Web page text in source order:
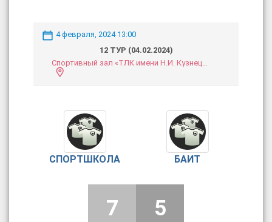
4 февраля, 2024 13:00
12 ТУР (04.02.2024)
Спортивный зал «ТЛК имени Н.И. Кузнецова»
СПОРТШКОЛА БАИТ
7 5